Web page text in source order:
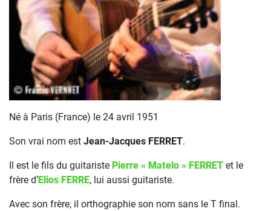
Né à Paris (France) le 24 avril 1951
Son vrai nom est Jean-Jacques FERRET.
Il est le fils du guitariste Pierre « Matelo » FERRET et le
frère d’Elios FERRE, lui aussi guitariste.
Avec son frère, il orthographie son nom sans le T final.